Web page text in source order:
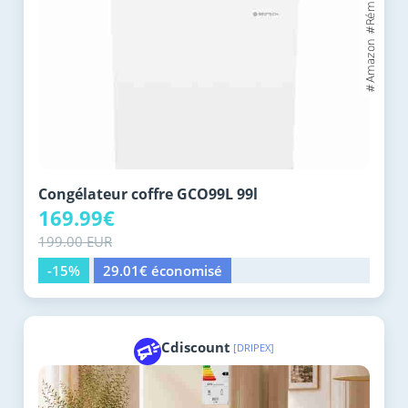
Congélateur coffre GCO99L 99l
169.99€
199.00 EUR
-15%
29.01€ économisé
Cdiscount [DRIPEX]